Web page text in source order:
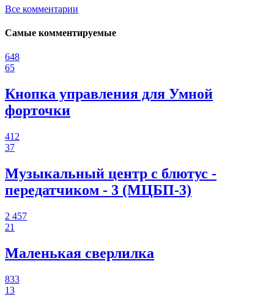
Все комментарии
Самые комментируемые
648
65
Кнопка управления для Умной
форточки
412
37
Музыкальный центр с блютус -
передатчиком - 3 (МЦБП-3)
2 457
21
Маленькая сверлилка
833
13